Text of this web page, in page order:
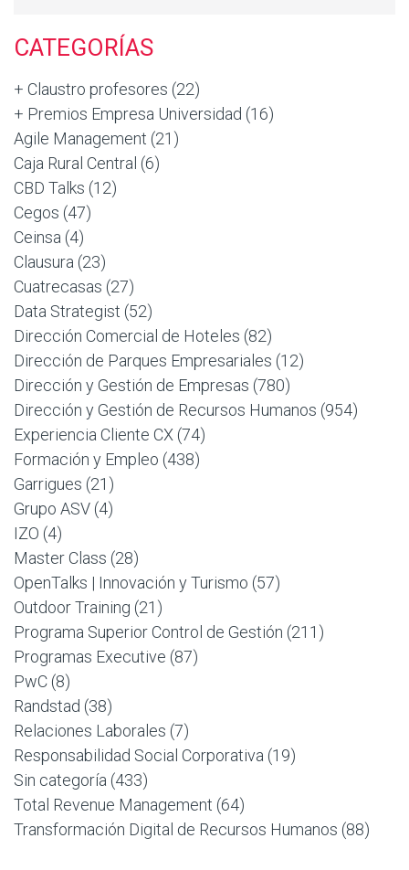
CATEGORÍAS
+ Claustro profesores (22)
+ Premios Empresa Universidad (16)
Agile Management (21)
Caja Rural Central (6)
CBD Talks (12)
Cegos (47)
Ceinsa (4)
Clausura (23)
Cuatrecasas (27)
Data Strategist (52)
Dirección Comercial de Hoteles (82)
Dirección de Parques Empresariales (12)
Dirección y Gestión de Empresas (780)
Dirección y Gestión de Recursos Humanos (954)
Experiencia Cliente CX (74)
Formación y Empleo (438)
Garrigues (21)
Grupo ASV (4)
IZO (4)
Master Class (28)
OpenTalks | Innovación y Turismo (57)
Outdoor Training (21)
Programa Superior Control de Gestión (211)
Programas Executive (87)
PwC (8)
Randstad (38)
Relaciones Laborales (7)
Responsabilidad Social Corporativa (19)
Sin categoría (433)
Total Revenue Management (64)
Transformación Digital de Recursos Humanos (88)